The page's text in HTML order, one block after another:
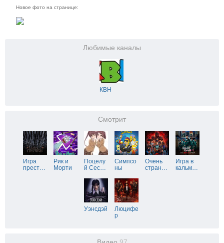
Новое фото на странице:
Любимые каналы
КВН
Смотрит
Игра
прест…
Рик и
Морти
Поцелу
й Сес…
Симпсо
ны
Очень
стран…
Игра в
кальм…
Уэнсдэй
Люцифе
р